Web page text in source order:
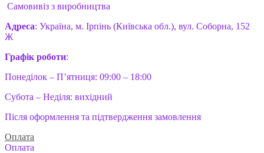
Самовивіз з виробництва
Адреса: Україна, м. Ірпінь (Київська обл.), вул. Соборна, 152
Ж
Графік роботи:
Понеділок – П’ятниця: 09:00 – 18:00
Субота – Неділя: вихідний
Після оформлення та підтвердження замовлення
Оплата
Оплата